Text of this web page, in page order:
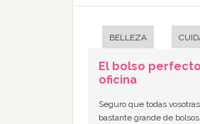
BELLEZA
El bolso
oficina
Seguro que todas
bastante grande de